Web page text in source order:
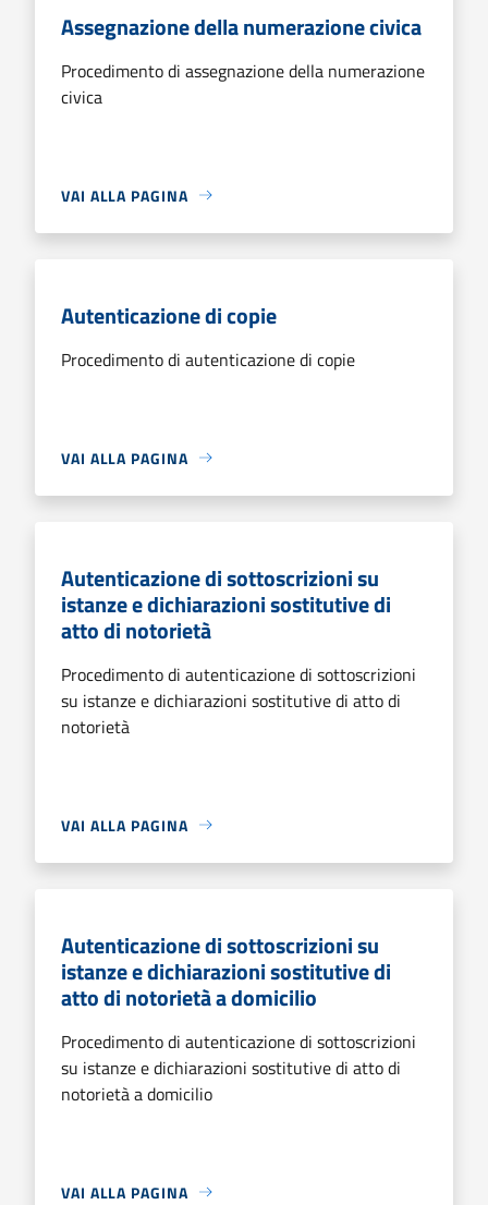
Assegnazione della numerazione civica
Procedimento di assegnazione della numerazione
civica
VAI ALLA PAGINA
Autenticazione di copie
Procedimento di autenticazione di copie
VAI ALLA PAGINA
Autenticazione di sottoscrizioni su
istanze e dichiarazioni sostitutive di
atto di notorietà
Procedimento di autenticazione di sottoscrizioni
su istanze e dichiarazioni sostitutive di atto di
notorietà
VAI ALLA PAGINA
Autenticazione di sottoscrizioni su
istanze e dichiarazioni sostitutive di
atto di notorietà a domicilio
Procedimento di autenticazione di sottoscrizioni
su istanze e dichiarazioni sostitutive di atto di
notorietà a domicilio
VAI ALLA PAGINA